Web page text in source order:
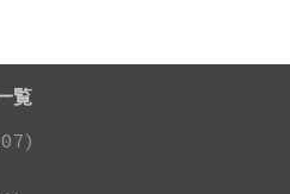
覧